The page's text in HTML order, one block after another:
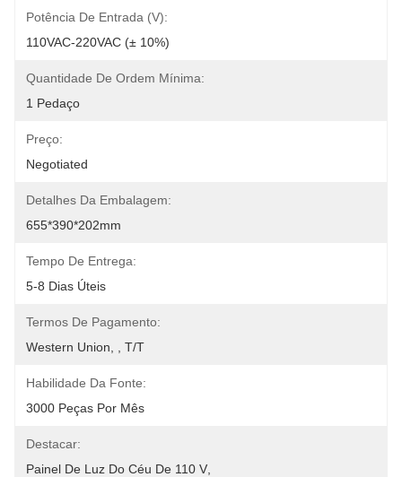
Potência De Entrada (V):
110VAC-220VAC (± 10%)
Quantidade De Ordem Mínima:
1 Pedaço
Preço:
Negotiated
Detalhes Da Embalagem:
655*390*202mm
Tempo De Entrega:
5-8 Dias Úteis
Termos De Pagamento:
Western Union, , T/T
Habilidade Da Fonte:
3000 Peças Por Mês
Destacar:
Painel De Luz Do Céu De 110 V